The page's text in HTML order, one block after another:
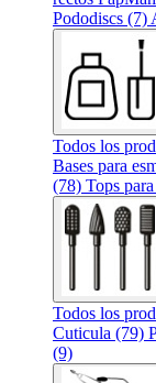
Pododiscs (7)
Todos los
Bases para
(78) Tops
Todos los
Cuticula (79)
(9)